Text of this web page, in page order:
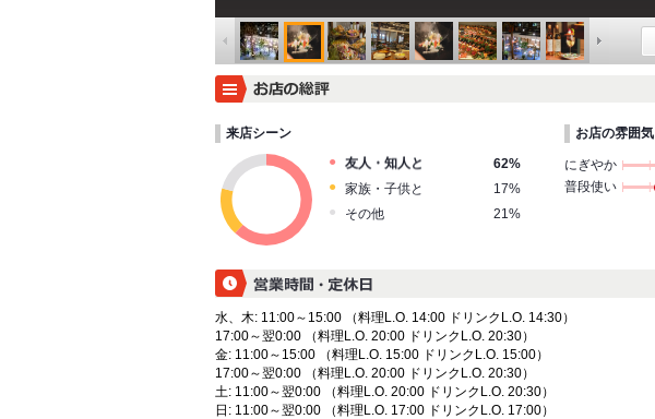
来店シーン
友人・知人と
62%
家族・子供と
17%
その他
21%
お店の雰囲気
にぎやか
普段使い
水、木: 11:00～15:00 （料理L.O. 14:00 ドリンクL.O. 14:30）
17:00～翌0:00 （料理L.O. 20:00 ドリンクL.O. 20:30）
金: 11:00～15:00 （料理L.O. 15:00 ドリンクL.O. 15:00）
17:00～翌0:00 （料理L.O. 20:00 ドリンクL.O. 20:30）
土: 11:00～翌0:00 （料理L.O. 20:00 ドリンクL.O. 20:30）
日: 11:00～翌0:00 （料理L.O. 17:00 ドリンクL.O. 17:00）